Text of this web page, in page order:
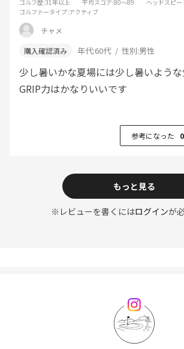
ゴルフ歴:31年以上 平均スコア:80～89 ヘッドスピー
ゴルファータイプ:アクティブ
チャメ
年代:60代 性別:男性
少し暑いかな夏場には少し暑いような
GRIP力はかなりいいです
参考になった 0
もっと見る
※レビューを書くにはログインが